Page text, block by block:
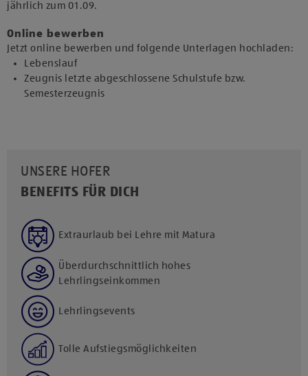
jährlich zum 01.09.​
Online bewerben
Jetzt online bewerben und folgende Unterlagen hochladen:
Lebenslauf
Zeugnis letzte abgeschlossene Schulstufe bzw.
Semesterzeugnis
UNSERE HOFER
BENEFITS FÜR DICH
Extraurlaub bei Lehre mit Matura
Überdurchschnittlich hohes
Lehrlingseinkommen
Lehrlingsevents
Tolle Aufstiegsmöglichkeiten